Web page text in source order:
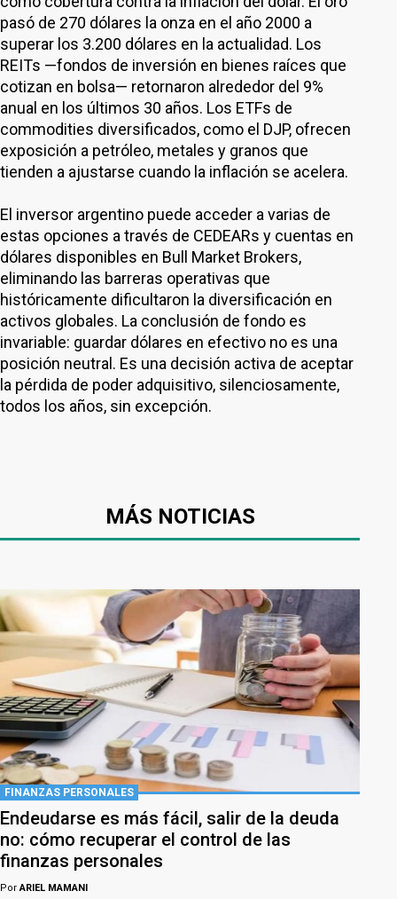
pasó de 270 dólares la onza en el año 2000 a
superar los 3.200 dólares en la actualidad. Los
REITs —fondos de inversión en bienes raíces que
cotizan en bolsa— retornaron alrededor del 9%
anual en los últimos 30 años. Los ETFs de
commodities diversificados, como el DJP, ofrecen
exposición a petróleo, metales y granos que
tienden a ajustarse cuando la inflación se acelera.
El inversor argentino puede acceder a varias de
estas opciones a través de CEDEARs y cuentas en
dólares disponibles en Bull Market Brokers,
eliminando las barreras operativas que
históricamente dificultaron la diversificación en
activos globales. La conclusión de fondo es
invariable: guardar dólares en efectivo no es una
posición neutral. Es una decisión activa de aceptar
la pérdida de poder adquisitivo, silenciosamente,
todos los años, sin excepción.
MÁS NOTICIAS
FINANZAS PERSONALES
Endeudarse es más fácil, salir de la deuda
no: cómo recuperar el control de las
finanzas personales
PorARIEL MAMANI